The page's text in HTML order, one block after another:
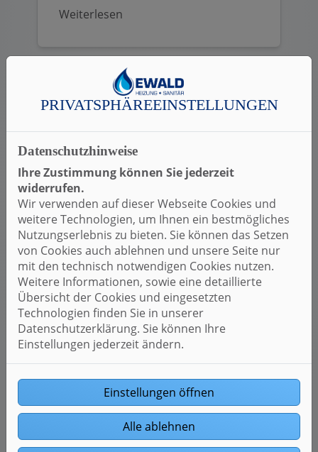
Weiterlesen
Heizungsanfrage-Assistent
Starten Sie jetzt Ihre
Heizungsanfrage.
Weiterlesen
PRIVATSPHÄRE­EINSTELLUNGEN
Datenschutzhinweise
Ihre Zustimmung können Sie jederzeit
widerrufen.
Wir verwenden auf dieser Webseite Cookies und
weitere Technologien, um Ihnen ein bestmögliches
Nutzungserlebnis zu bieten. Sie können das Setzen
von Cookies auch ablehnen und unsere Seite nur
mit den technisch notwendigen Cookies nutzen.
Weitere Informationen, sowie eine detaillierte
Übersicht der Cookies und eingesetzten
Technologien finden Sie in unserer
Datenschutzerklärung. Sie können Ihre
Einstellungen jederzeit ändern.
Einstellungen öffnen
Alle ablehnen